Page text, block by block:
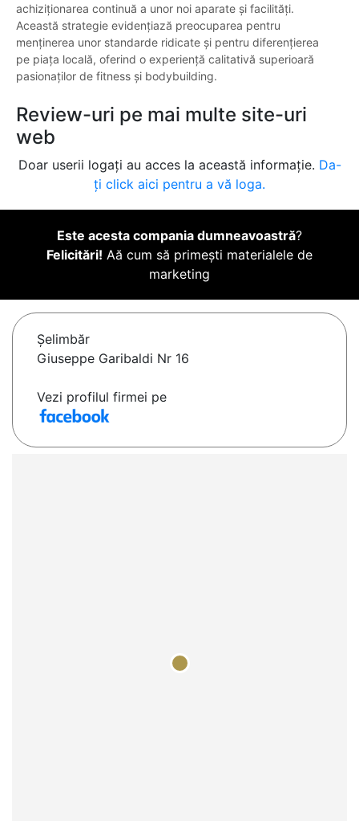
achiziționarea continuă a unor noi aparate și facilități.
Această strategie evidențiază preocuparea pentru
menținerea unor standarde ridicate și pentru diferențierea
pe piața locală, oferind o experiență calitativă superioară
pasionaților de fitness și bodybuilding.
Review-uri pe mai multe site-uri
web
Doar userii logați au acces la această informație. Da-
ți click aici pentru a vă loga.
Este acesta compania dumneavoastră?
Felicitări! Aă cum să primești materialele de
marketing
Şelimbăr
Giuseppe Garibaldi Nr 16
Vezi profilul firmei pe